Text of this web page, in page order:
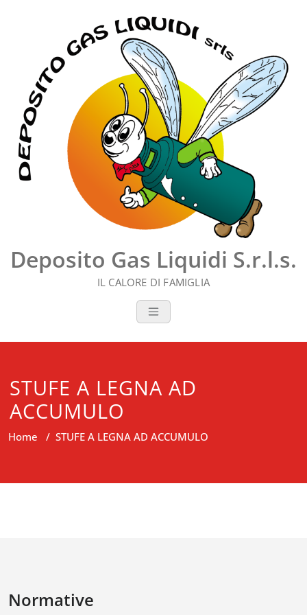
Deposito Gas Liquidi S.r.l.s.
IL CALORE DI FAMIGLIA
STUFE A LEGNA AD
ACCUMULO
Home / STUFE A LEGNA AD ACCUMULO
Normative